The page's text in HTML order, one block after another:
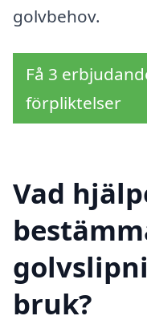
golvbehov.
Få 3
förpliktelser
Vad
bruk?